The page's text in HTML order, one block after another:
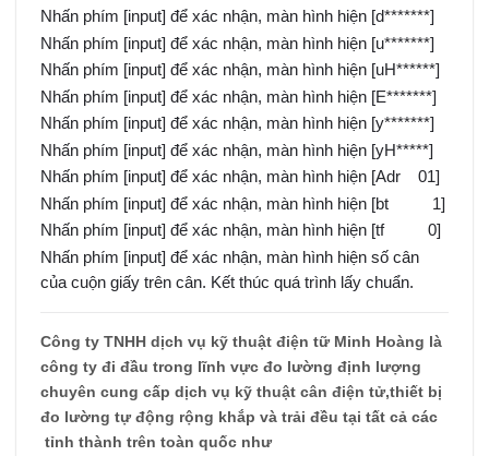
Nhấn phím [input] để xác nhận, màn hình hiện [d*******]
Nhấn phím [input] để xác nhận, màn hình hiện [u*******]
Nhấn phím [input] để xác nhận, màn hình hiện [uH******]
Nhấn phím [input] để xác nhận, màn hình hiện [E*******]
Nhấn phím [input] để xác nhận, màn hình hiện [y*******]
Nhấn phím [input] để xác nhận, màn hình hiện [yH*****]
Nhấn phím [input] để xác nhận, màn hình hiện [Adr 01]
Nhấn phím [input] để xác nhận, màn hình hiện [bt 1]
Nhấn phím [input] để xác nhận, màn hình hiện [tf 0]
Nhấn phím [input] để xác nhận, màn hình hiện số cân
của cuộn giấy trên cân. Kết thúc quá trình lấy chuẩn.
Công ty TNHH dịch vụ kỹ thuật điện tữ Minh Hoàng là
công ty đi đầu trong lĩnh vực đo lường định lượng
chuyên cung cấp dịch vụ kỹ thuật cân điện tử,thiết bị
đo lường tự động rộng khắp và trải đều tại tất cả các
tỉnh thành trên toàn quốc như